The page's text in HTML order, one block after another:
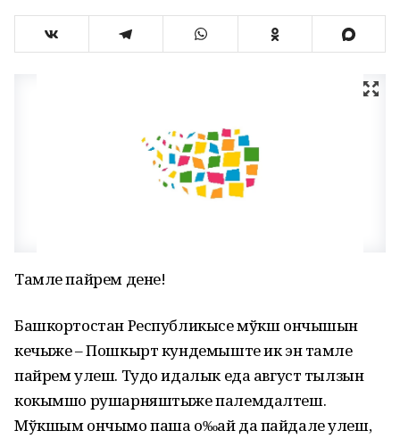
Тамле пайрем дене!
Башкортостан Республикысе мўкш ончышын
кечыже – Пошкырт кундемыште ик эн тамле
пайрем улеш. Тудо идалык еда август тылзын
кокымшо рушарняштыже палемдалтеш.
Мўкшым ончымо паша о‰ай да пайдале улеш,